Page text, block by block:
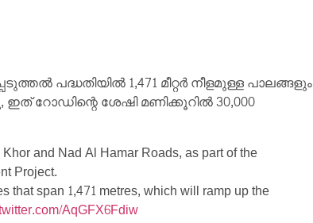
പദ്ധതിയിൽ 1,471 മീറ്റർ നീളമുള്ള പാലങ്ങളും
റോഡിന്റെ ശേഷി മണിക്കൂറിൽ 30,000
and Nad Al Hamar Roads, as part of the
Project.
span 1,471 metres, which will ramp up the
AqGFX6Fdiw